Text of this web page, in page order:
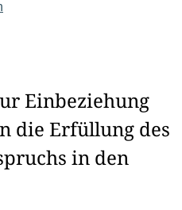
Einbeziehung
die Erfüllung des
in den